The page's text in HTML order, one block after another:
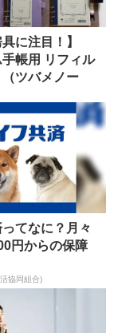
に注目！】
手帳用 リフィル
ツバメノー
てなに？月々
円からの保障
協同組合)